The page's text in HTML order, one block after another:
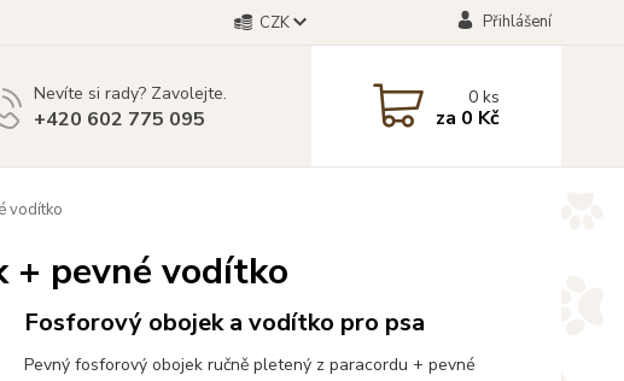
CZK Přihlášení
Nevíte si rady? Zavolejte.
+420 602 775 095
0ks
za 0 Kč
vodítko
+ pevné vodítko
Fosforový obojek a vodítko pro psa
Pevný fosforový obojek ručně pletený z paracordu + pevné